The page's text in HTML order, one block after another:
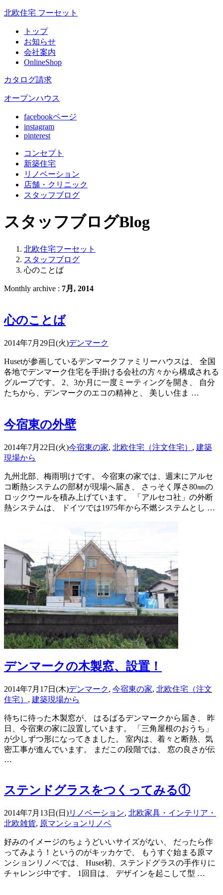
北欧住宅 フーセット
トップ
お知らせ
会社案内
OnlineShop
カタログ請求
オープンハウス
facebookページ
instagram
pinterest
コンセプト
新築住宅
リノベーション
店舗 ・クリニック
スタッフブログ
スタッフブログBlog
北欧住宅フーセット
スタッフブログ
心のことば
Monthly archive : 7月, 2014
心のことば
2014年7月29日(火)デンマーク
Husetが参画しているデンマークファミリーハウスは、 全国
各地でデンマーク住宅を手掛ける会社の方々から構成される
グループです。 2、3か月に一度ミーティングを開き、 自分
たちから、デンマークのエコの精神と、 美しい住ま …
今宿東の外壁
2014年7月22日(火)今宿東の家, 北欧住宅（注文住宅） , 建築
現場から
九州北部、梅雨明けです。 今宿東の家では、週末にアルセ
コ断熱システムの部材が現場へ届き、 さっそく厚さ80㎜の
ロックウールを積み上げています。 「アルセコ社」の外断
熱システムは、 ドイツでは1975年から不燃システムとし …
デンマークの木製窓、設置！
2014年7月17日(木)デンマーク, 今宿東の家, 北欧住宅（注文
住宅） , 建築現場から
待ちに待った木製窓が、 はるばるデンマークから届き、 昨
日、今宿東の家に設置しています。 「三角屋根のおうち」
が少しずつ形になってきました。 室内は、着々と断熱、気
密工事が進んでいます。 まだこの段階では、 窓の良さが伝
…
ステンドグラスをつくってみる①
2014年7月13日(日)リノベーション, 北欧家具・インテリア・
北欧雑貨, 原マンションリノベ
好みのイメージのちょうどいいサイズがない、 だったら作
ってみよう！というのがキッカケで、 もうすぐ始まる原マ
ンションリノベでは、 Huset初、ステンドグラスの手作りに
チャレンジ中です。 1回目は、 デザインを起こして型 …